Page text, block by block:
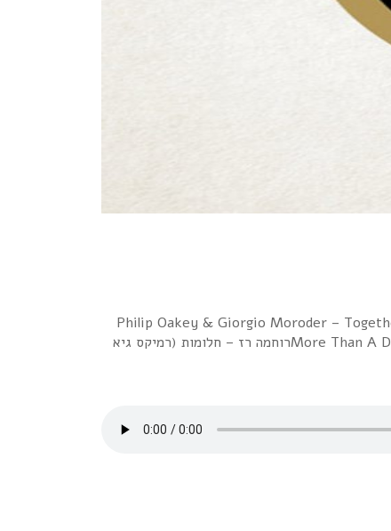
1 Philip Oakey & Giorgio Moroder –
More Than A Dream (Oren Amram 2023 remix)OMD = D.M.O. – Not Dreaming (DiscoRocks Rework)Debbie Gibson – Only In My Dreamsר​ו​ח​מ​ה רז – ח​ל​ו​מ​ו​ת (​ר​מ​י​ק​ס ג​י​א